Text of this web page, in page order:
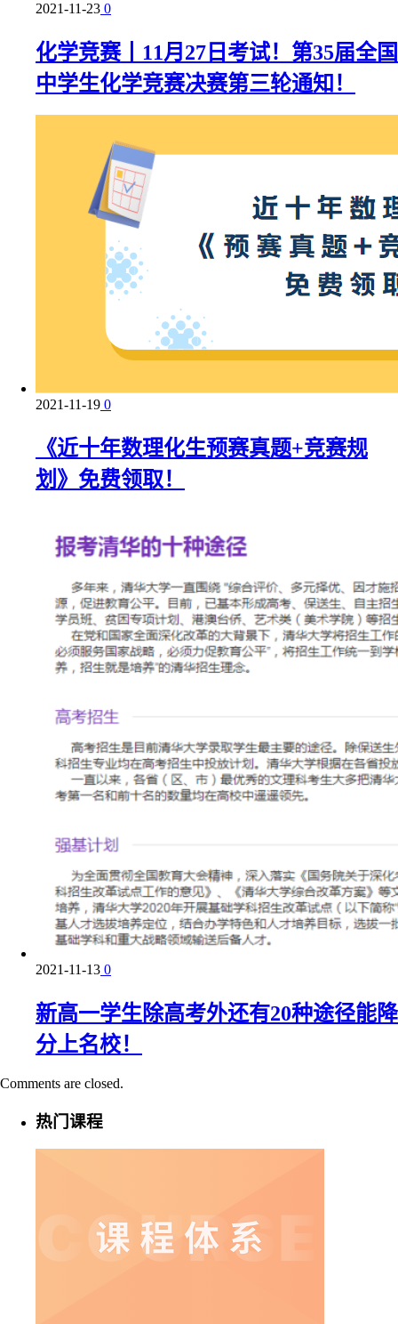
2021-11-23 0
化学竞赛丨11月27日考试！第35届全国
中学生化学竞赛决赛第三轮通知！
2021-11-19 0
《近十年数理化生预赛真题+竞赛规
划》免费领取！
2021-11-13 0
新高一学生除高考外还有20种途径能降
分上名校！
Comments are closed.
热门课程